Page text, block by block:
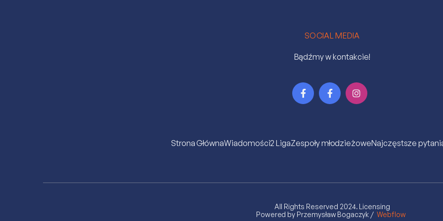
SOCIAL MEDIA
Bądźmy w kontakcie!
  
Strona GłównaWiadomości2 LigaZespoły młodzieżoweNajczęstsze
All Rights Reserved 2024. Licensing
Powered by Przemysław Bogaczyk / Webflow